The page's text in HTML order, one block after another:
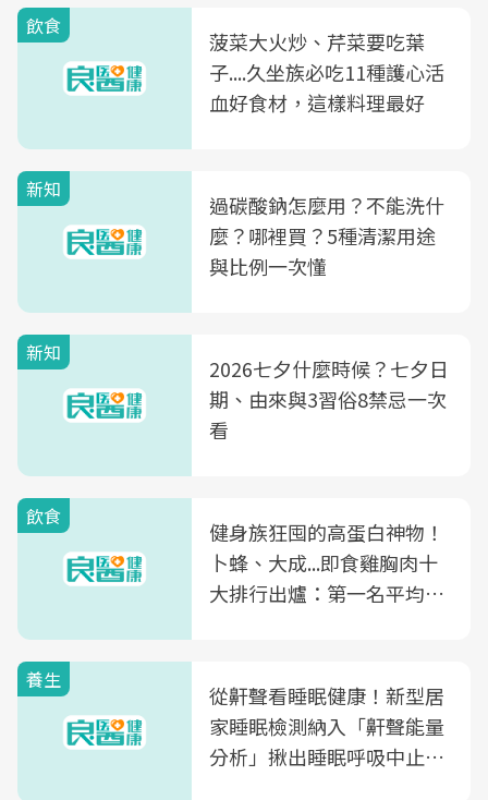
飲食
菠菜大火炒、芹菜要吃葉
子....久坐族必吃11種護心活
血好食材，這樣料理最好
新知
過碳酸鈉怎麼用？不能洗什
麼？哪裡買？5種清潔用途
與比例一次懂
新知
2026七夕什麼時候？七夕日
期、由來與3習俗8禁忌一次
看
飲食
健身族狂囤的高蛋白神物！
卜蜂、大成...即食雞胸肉十
大排行出爐：第一名平均一
養生
從鼾聲看睡眠健康！新型居
家睡眠檢測納入「鼾聲能量
分析」揪出睡眠呼吸中止症